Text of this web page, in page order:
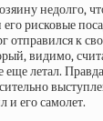
недолго,
рисковые
отправился к
видимо,
еще летал.
и его самолет.